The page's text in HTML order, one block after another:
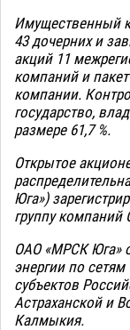
Имущественный
43 дочерних и
акций 11
компаний и
компании.
государство,
размере 61,7 %.
Открытое
Юга»)
группу компаний
ОАО «МРСК Юга»
энергии по
субъектов
Астраханской и
Калмыкия.